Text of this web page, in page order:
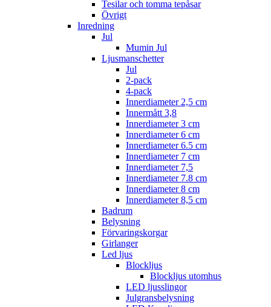
Tesilar och tomma tepåsar
Övrigt
Inredning
Jul
Mumin Jul
Ljusmanschetter
Jul
2-pack
4-pack
Innerdiameter 2,5 cm
Innermått 3,8
Innerdiameter 3 cm
Innerdiameter 6 cm
Innerdiameter 6.5 cm
Innerdiameter 7 cm
Innerdiameter 7,5
Innerdiameter 7.8 cm
Innerdiameter 8 cm
Innerdiameter 8,5 cm
Badrum
Belysning
Förvaringskorgar
Girlanger
Led ljus
Blockljus
Blockljus utomhus
LED ljusslingor
Julgransbelysning